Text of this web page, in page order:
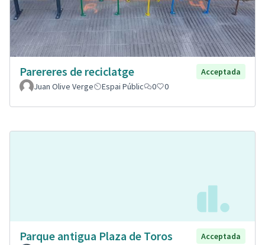
Parereres de reciclatge
Acceptada
Juan Olive Verge
Espai Públic 0 0
Parque antigua Plaza de Toros
Acceptada